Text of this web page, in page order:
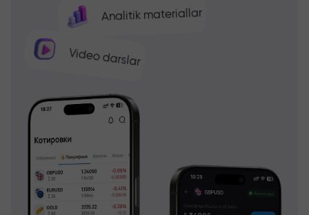
Analitik materiallar
Video darslar